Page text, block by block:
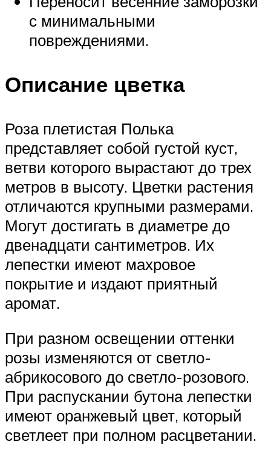
с минимальными
повреждениями.
Описание цветка
Роза плетистая Полька
представляет собой густой куст,
ветви которого вырастают до трех
метров в высоту. Цветки растения
отличаются крупными размерами.
Могут достигать в диаметре до
двенадцати сантиметров. Их
лепестки имеют махровое
покрытие и издают приятный
аромат.
При разном освещении оттенки
розы изменяются от светло-
абрикосового до светло-розового.
При распускании бутона лепестки
имеют оранжевый цвет, который
светлеет при полном расцветании.